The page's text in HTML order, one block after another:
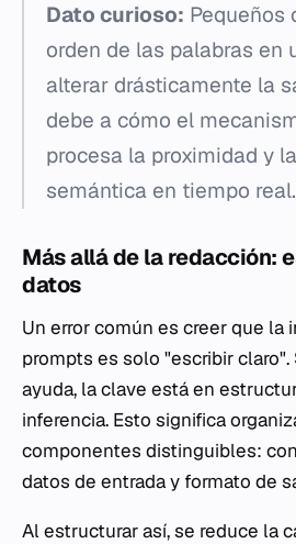
Dato curioso: Pequeños
orden de las palabras en
alterar drásticamente la
debe a cómo el
procesa la proximidad y
semántica en tiempo real.
Más allá de la redacción:
datos
Un error común es creer que la
prompts es solo "escribir claro".
ayuda, la clave está en
inferencia. Esto significa
componentes distinguibles:
datos de entrada y formato de
Al estructurar así, se reduce la